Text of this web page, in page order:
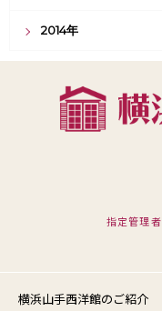
2014年
指定管理者
横浜山手西洋館のご紹介